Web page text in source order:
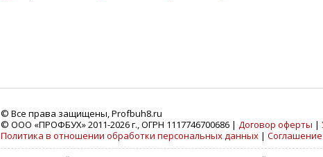
© Все права защищены, Profbuh8.ru
© ООО «ПРОФБУХ» 2011-2026 г., ОГРН 1117746700686 | Договор оферты |
Политика в отношении обработки персональных данных |